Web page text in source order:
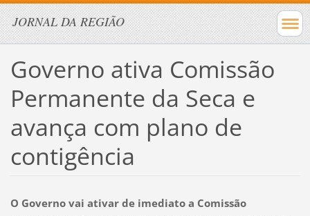
JORNAL DA REGIÃO
Governo ativa Comissão
Permanente da Seca e
avança com plano de
contigência
O Governo vai ativar de imediato a Comissão